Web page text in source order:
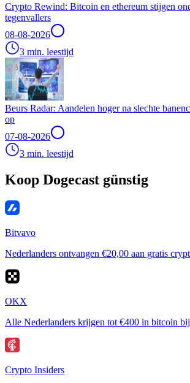
Crypto Rewind: Bitcoin en ethereum stijgen
tegenvallers
08-08-2026
3 min. leestijd
Beurs Radar: Aandelen hoger na slechte
op
07-08-2026
3 min. leestijd
Koop Dogecast günstig
Bitvavo
Nederlanders ontvangen €20,00 aan gratis
OKX
Alle Nederlanders krijgen tot €400 in bitcoin
Crypto Insiders